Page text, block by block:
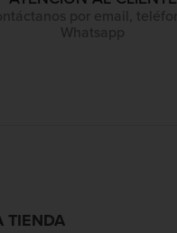
por email,
Whatsapp
TIENDA